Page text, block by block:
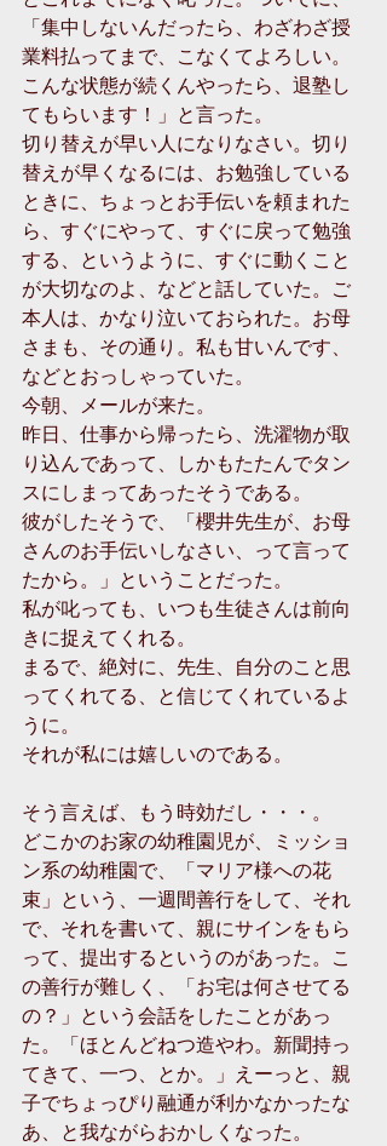
「集中しないんだったら、わざわざ授
業料払ってまで、こなくてよろしい。
こんな状態が続くんやったら、退塾し
てもらいます！」と言った。
切り替えが早い人になりなさい。切り
替えが早くなるには、お勉強している
ときに、ちょっとお手伝いを頼まれた
ら、すぐにやって、すぐに戻って勉強
する、というように、すぐに動くこと
が大切なのよ、などと話していた。ご
本人は、かなり泣いておられた。お母
さまも、その通り。私も甘いんです、
などとおっしゃっていた。
今朝、メールが来た。
昨日、仕事から帰ったら、洗濯物が取
り込んであって、しかもたたんでタン
スにしまってあったそうである。
彼がしたそうで、「櫻井先生が、お母
さんのお手伝いしなさい、って言って
たから。」ということだった。
私が叱っても、いつも生徒さんは前向
きに捉えてくれる。
まるで、絶対に、先生、自分のこと思
ってくれてる、と信じてくれているよ
うに。
それが私には嬉しいのである。
そう言えば、もう時効だし・・・。
どこかのお家の幼稚園児が、ミッショ
ン系の幼稚園で、「マリア様への花
束」という、一週間善行をして、それ
で、それを書いて、親にサインをもら
って、提出するというのがあった。こ
の善行が難しく、「お宅は何させてる
の？」という会話をしたことがあっ
た。「ほとんどねつ造やわ。新聞持っ
てきて、一つ、とか。」えーっと、親
子でちょっぴり融通が利かなかったな
あ、と我ながらおかしくなった。